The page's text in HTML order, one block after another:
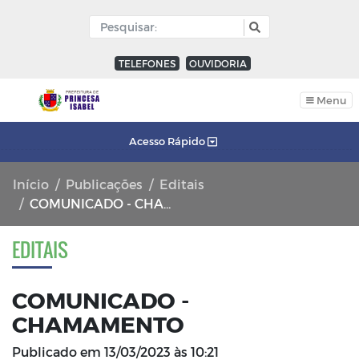
TELEFONES OUVIDORIA
Menu
Acesso Rápido
Início Publicações
Editais
COMUNICADO - CHAMAMENTO
EDITAIS
COMUNICADO -
CHAMAMENTO
Publicado em 13/03/2023 às 10:21